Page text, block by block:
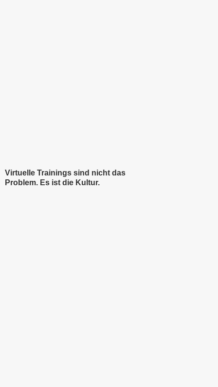
Virtuelle Trainings sind nicht das
Problem. Es ist die Kultur.